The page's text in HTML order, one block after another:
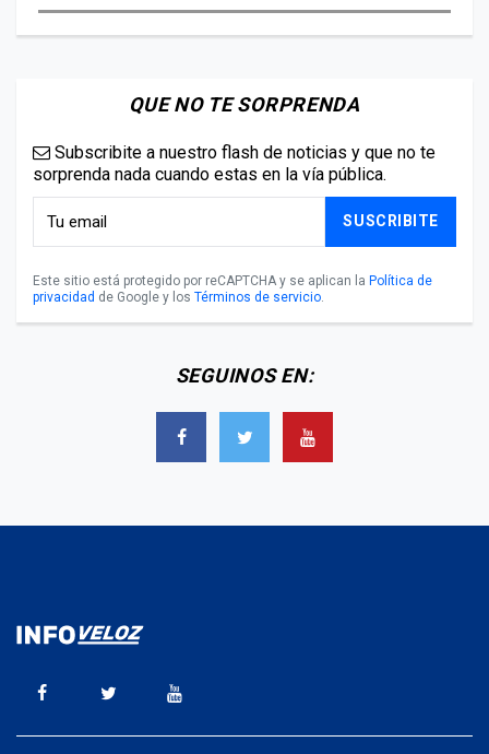
QUE NO TE SORPRENDA
Subscribite a nuestro flash de noticias y que no te
sorprenda nada cuando estas en la vía pública.
SUSCRIBITE
Este sitio está protegido por reCAPTCHA y se aplican la Política de
privacidad de Google y los Términos de servicio.
SEGUINOS EN: